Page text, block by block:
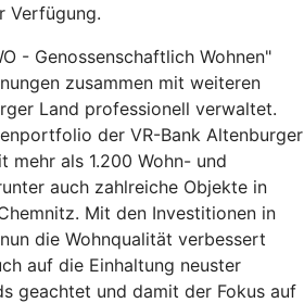
Verfügung.
- Genossenschaftlich Wohnen"
zusammen mit weiteren
Land professionell verwaltet.
der VR-Bank Altenburger
mehr als 1.200 Wohn- und
auch zahlreiche Objekte in
Mit den Investitionen in
die Wohnqualität verbessert
auf die Einhaltung neuster
geachtet und damit der Fokus auf